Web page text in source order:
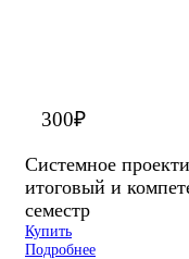
300₽
Системное
итоговый и
семестр
Купить
Подробнее